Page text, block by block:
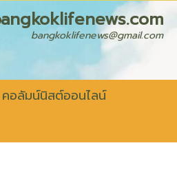
bangkoklifenews@gmail.com
คอลัมน์นิสต์ออนไลน์